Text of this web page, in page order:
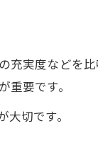
実度などを
要です。
切です。